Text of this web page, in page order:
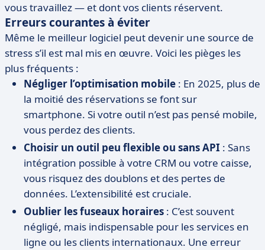
vous travaillez — et dont vos clients réservent.
Erreurs courantes à éviter
Même le meilleur logiciel peut devenir une source de
stress s’il est mal mis en œuvre. Voici les pièges les
plus fréquents :
Négliger l’optimisation mobile : En 2025, plus de
la moitié des réservations se font sur
smartphone. Si votre outil n’est pas pensé mobile,
vous perdez des clients.
Choisir un outil peu flexible ou sans API : Sans
intégration possible à votre CRM ou votre caisse,
vous risquez des doublons et des pertes de
données. L’extensibilité est cruciale.
Oublier les fuseaux horaires : C’est souvent
négligé, mais indispensable pour les services en
ligne ou les clients internationaux. Une erreur